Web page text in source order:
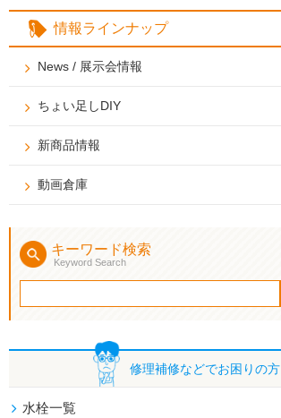
情報ラインナップ
News / 展示会情報
ちょい足しDIY
新商品情報
動画倉庫
キーワード検索
Keyword Search
修理補修などでお困りの方
水栓一覧